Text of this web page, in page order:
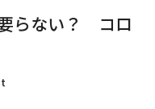
らない？ コロ